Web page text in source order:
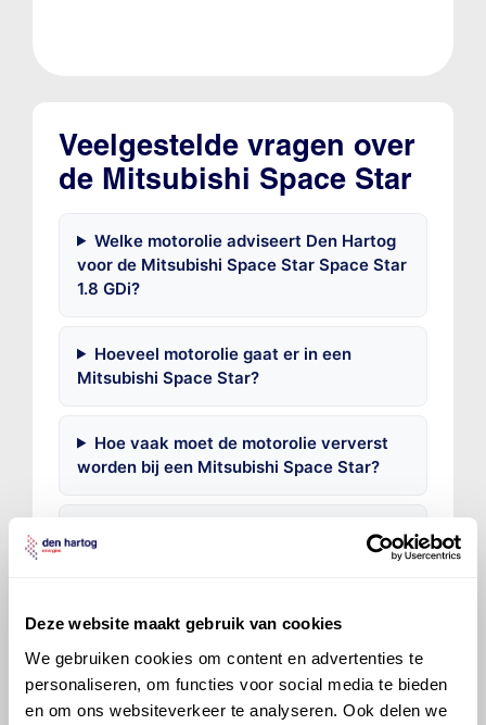
Deze website maakt gebruik van cookies
We gebruiken cookies om content en advertenties te
personaliseren, om functies voor social media te bieden
en om ons websiteverkeer te analyseren. Ook delen we
Veelgestelde vragen over
de Mitsubishi Space Star
Welke motorolie adviseert Den Hartog
voor de Mitsubishi Space Star Space Star
1.8 GDi?
Hoeveel motorolie gaat er in een
Mitsubishi Space Star?
Hoe vaak moet de motorolie ververst
worden bij een Mitsubishi Space Star?
Mitsubishi Space Star is productadvies